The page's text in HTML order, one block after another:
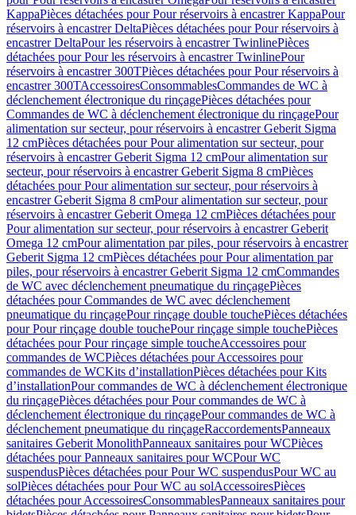
KappaPièces détachées pour Pour réservoirs à encastrer KappaPour
réservoirs à encastrer DeltaPièces détachées pour Pour réservoirs à
encastrer DeltaPour les réservoirs à encastrer TwinlinePièces
détachées pour Pour les réservoirs à encastrer TwinlinePour
réservoirs à encastrer 300TPièces détachées pour Pour réservoirs à
encastrer 300TAccessoiresConsommablesCommandes de WC à
déclenchement électronique du rinçagePièces détachées pour
Commandes de WC à déclenchement électronique du rinçagePour
alimentation sur secteur, pour réservoirs à encastrer Geberit Sigma
12 cmPièces détachées pour Pour alimentation sur secteur, pour
réservoirs à encastrer Geberit Sigma 12 cmPour alimentation sur
secteur, pour réservoirs à encastrer Geberit Sigma 8 cmPièces
détachées pour Pour alimentation sur secteur, pour réservoirs à
encastrer Geberit Sigma 8 cmPour alimentation sur secteur, pour
réservoirs à encastrer Geberit Omega 12 cmPièces détachées pour
Pour alimentation sur secteur, pour réservoirs à encastrer Geberit
Omega 12 cmPour alimentation par piles, pour réservoirs à encastrer
Geberit Sigma 12 cmPièces détachées pour Pour alimentation par
piles, pour réservoirs à encastrer Geberit Sigma 12 cmCommandes
de WC avec déclenchement pneumatique du rinçagePièces
détachées pour Commandes de WC avec déclenchement
pneumatique du rinçagePour rinçage double touchePièces détachées
pour Pour rinçage double touchePour rinçage simple touchePièces
détachées pour Pour rinçage simple toucheAccessoires pour
commandes de WCPièces détachées pour Accessoires pour
commandes de WCKits d’installationPièces détachées pour Kits
d’installationPour commandes de WC à déclenchement électronique
du rinçagePièces détachées pour Pour commandes de WC à
déclenchement électronique du rinçagePour commandes de WC à
déclenchement pneumatique du rinçageRaccordementsPanneaux
sanitaires Geberit MonolithPanneaux sanitaires pour WCPièces
détachées pour Panneaux sanitaires pour WCPour WC
suspendusPièces détachées pour Pour WC suspendusPour WC au
solPièces détachées pour Pour WC au solAccessoiresPièces
détachées pour AccessoiresConsommablesPanneaux sanitaires pour